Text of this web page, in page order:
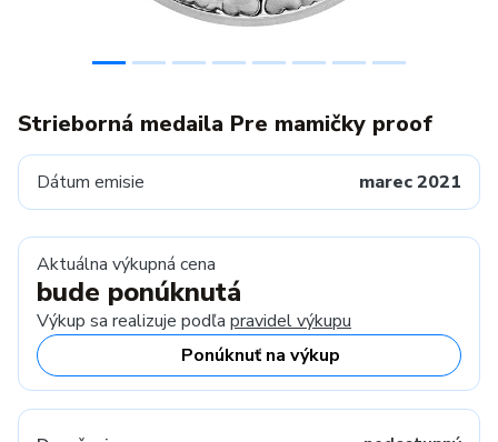
Strieborná medaila Pre mamičky proof
Dátum emisie marec 2021
Aktuálna výkupná cena
bude ponúknutá
Výkup sa realizuje podľa pravidel výkupu
Ponúknuť na výkup